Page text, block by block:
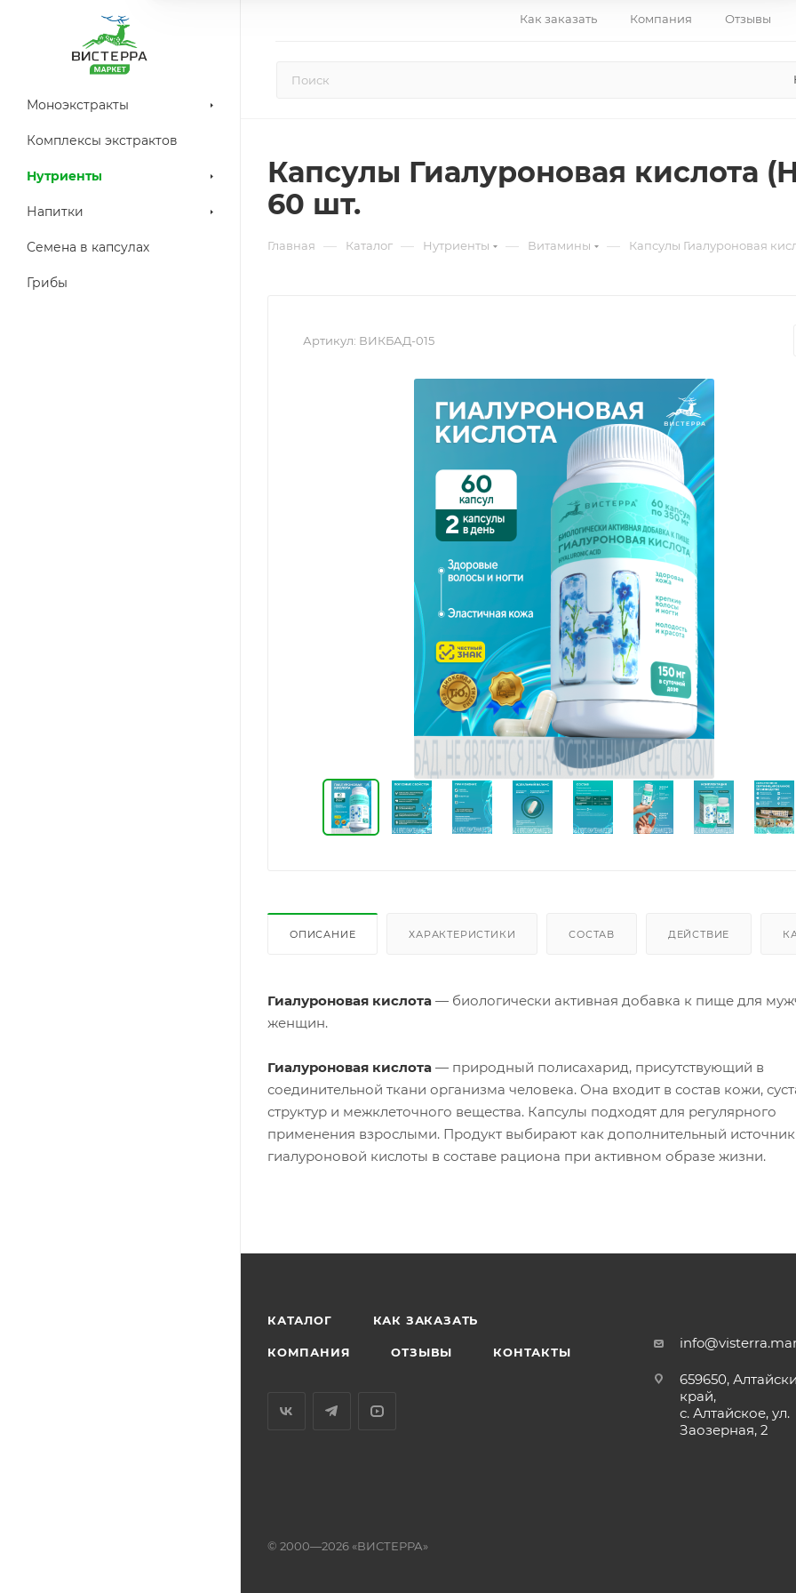
Как заказать Компания Отзывы
Моноэкстракты
Комплексы экстрактов
Нутриенты
Напитки
Семена в капсулах
Грибы
Капсулы Гиалуроновая кислота
60 шт.
Главная — Каталог — Нутриенты — Витамины — Капсулы Гиалуроновая
Артикул: ВИКБАД-015
ОПИСАНИЕ ХАРАКТЕРИСТИКИ СОСТАВ ДЕЙСТВИЕ
Гиалуроновая кислота — биологически активная добавка к пище для
женщин.
Гиалуроновая кислота — природный полисахарид, присутствующий в
соединительной ткани организма человека. Она входит в состав кожи,
структур и межклеточного вещества. Капсулы подходят для регулярного
применения взрослыми. Продукт выбирают как дополнительный источник
гиалуроновой кислоты в составе рациона при активном образе жизни.
КАТАЛОГ КАК ЗАКАЗАТЬ
КОМПАНИЯ ОТЗЫВЫ КОНТАКТЫ
659650,
край,
с. Алтайское, ул.
Заозерная, 2
© 2000—2026 «ВИСТЕРРА»